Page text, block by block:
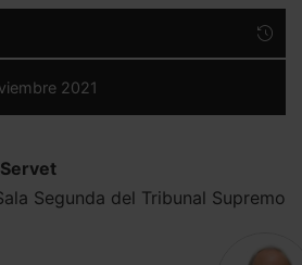
2021
Segunda del Tribunal Supremo